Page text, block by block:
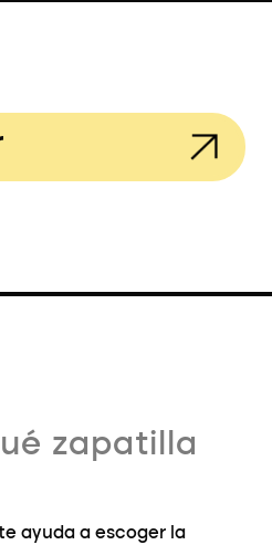
zapatilla
ayuda a escoger la